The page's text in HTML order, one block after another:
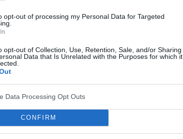
opt-out of processing my Personal Data for Targeted
opt-out of Collection, Use, Retention, Sale, and/or Sharing
Data that Is Unrelated with the Purposes for which it
Data Processing Opt Outs
CONFIRM
zakażenie koronawirusem – to dane
Badania pilotażowe, przeprowadzone na
do czynienia ze